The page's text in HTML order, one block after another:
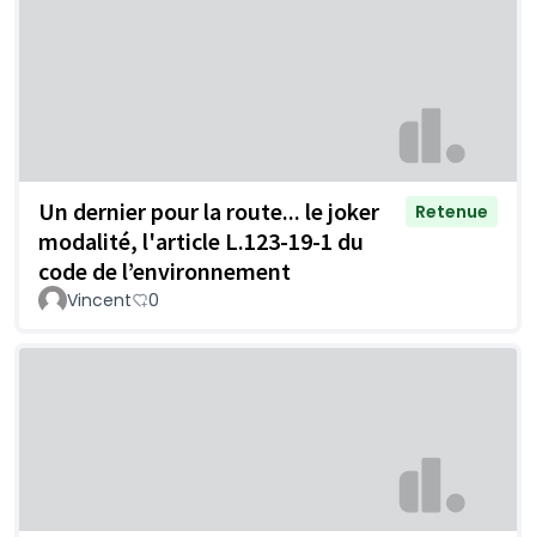
Un dernier pour la route... le joker
modalité, l'article L.123-19-1 du
code de l’environnement
Retenue
Vincent 0